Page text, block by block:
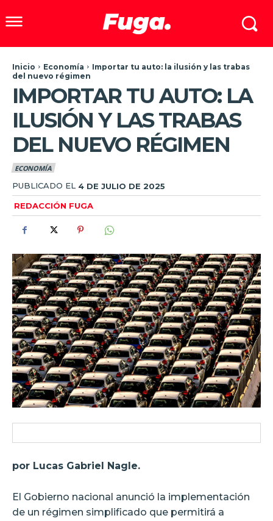
Inicio Economía
Importar tu auto: la ilusión y las trabas
del nuevo régimen
IMPORTAR TU AUTO: LA
ILUSIÓN Y LAS TRABAS
DEL NUEVO RÉGIMEN
ECONOMÍA
PUBLICADO EL 4 DE JULIO DE 2025
REDACCIÓN FUGA
por Lucas Gabriel Nagle.
El Gobierno nacional anunció la implementación
de un régimen simplificado que permitirá a